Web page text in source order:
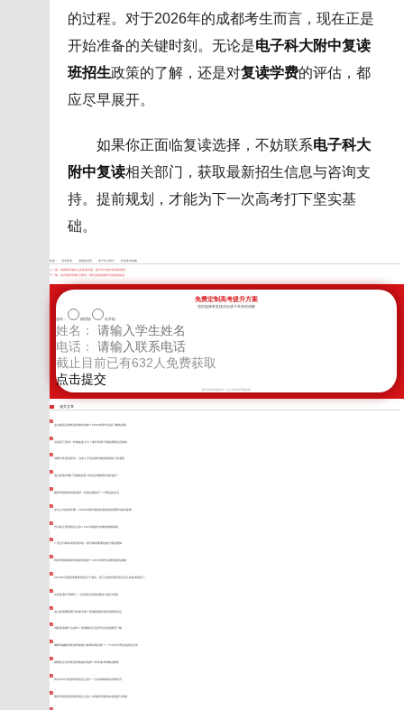
的过程。对于2026年的成都考生而言，现在正是
开始准备的关键时刻。无论是电子科大附中复读
班招生政策的了解，还是对复读学费的评估，都
应尽早展开。
如果你正面临复读选择，不妨联系电子科大
附中复读相关部门，获取最新招生信息与咨询支
持。提前规划，才能为下一次高考打下坚实基
础。
标签： 高考复读 成都复读班 电子科大附中 高考备考策略
上一篇： 成都家长最担心的复读问题：电子科大附中复读靠谱吗
下一篇：
达州复读学费8万背后：家长该花的钱和不该花的焦虑
免费定制高考提升方案
您的选择将直接决定孩子高考的成败
选科： 物理组 化学组
姓名：
电话：
截止目前已有632 人免费获取
新学高考郑重承诺，以上信息将严格保密
相关文章
凉山附近高考复读班如何选择？2026年家长必须了解的真相
自贡高三复读一年能提多少分？家长和孩子都该看看这些真相
绵阳中学复读评价：过来人不说但家长最该摸透的三条底线
眉山复读学费1万真能逆袭？算完这笔账家长都沉默了
雅安寄宿制高考复读班，给低谷期孩子一个重启的支点
凉山公办复读学费：2026年家长最想知道的真实费用与备考故事
巴中私立复读班怎么选？2026届家长必看的择校真相
广安全日制高考复读学校：家长最该看懂的提分底层逻辑
阿坝寄宿制复读学校如何选择？2026年家长必看的避坑指南
2026年全国高考最简单的五个省份：高三生如何找到适合自己的备考路径？
自贡复读8万够吗？一位高四生的真实账本与提分经验
凉山复读费用两万多够不够？普通家庭算清这笔账再决定
绵阳复读要什么条件？先看看自己是否符合这些硬性门槛
德阳卓越教育复读学校提分效果到底怎样？一个430分男生的真实记录
德阳私立高考复读学校如何选择？科学备考策略全解析
四川350分复读学校该怎么选？一位高四妈妈的亲身经历
雅安高考复读培训到底怎么选？本地家长最该知道的提分真相